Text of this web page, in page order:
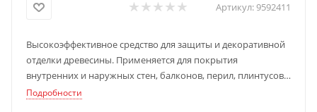
Артикул:9592411
Высокоэффективное средство для защиты и декоративной
отделки древесины. Применяется для покрытия
внутренних и наружных стен, балконов, перил, плинтусов,
лестниц, заборов, садовых строений, фасадов домов,
Подробности